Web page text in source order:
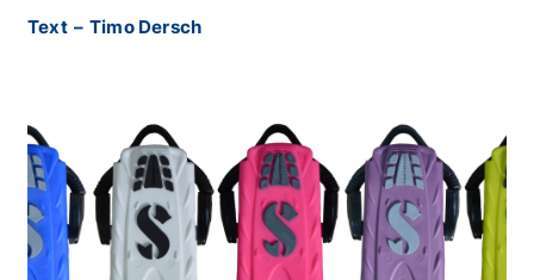
Text – Timo Dersch